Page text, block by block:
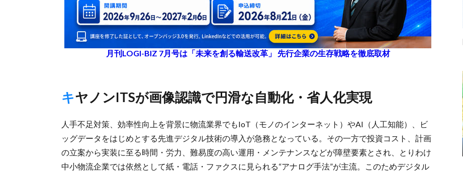
月刊LOGI-BIZ 7月号は「未来を創る輸送改革」 先行企業の生存戦略を徹底取材
キヤノンITSが画像認識で円滑な自動化・省人化実現
人手不足対策、効率性向上を背景に物流業界でもIoT（モノのインターネット）やAI（人工知能）、ビ
ッグデータをはじめとする先進デジタル技術の導入が急務となっている。その一方で投資コスト、計画
の立案から実装に至る時間・労力、難易度の高い運用・メンテナンスなどが障壁要素とされ、とりわけ
中小物流企業では依然として紙・電話・ファクスに見られる“アナログ手法”が主流。このためデジタル